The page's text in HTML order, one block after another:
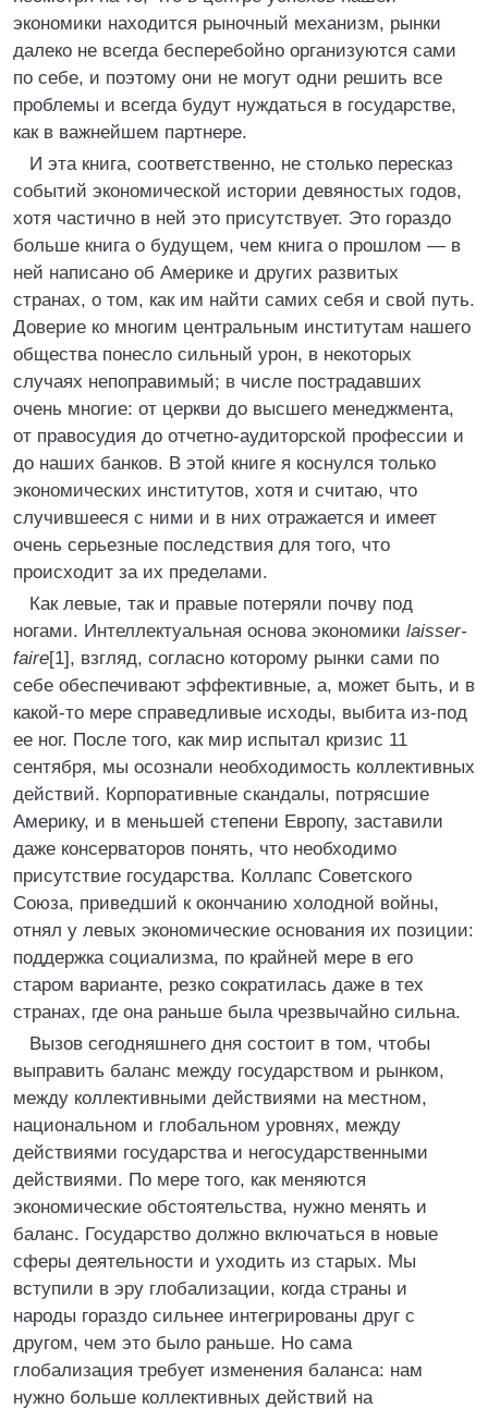
экономики находится рыночный механизм, рынки
далеко не всегда бесперебойно организуются сами
по себе, и поэтому они не могут одни решить все
проблемы и всегда будут нуждаться в государстве,
как в важнейшем партнере.
И эта книга, соответственно, не столько пересказ
событий экономической истории девяностых годов,
хотя частично в ней это присутствует. Это гораздо
больше книга о будущем, чем книга о прошлом — в
ней написано об Америке и других развитых
странах, о том, как им найти самих себя и свой путь.
Доверие ко многим центральным институтам нашего
общества понесло сильный урон, в некоторых
случаях непоправимый; в числе пострадавших
очень многие: от церкви до высшего менеджмента,
от правосудия до отчетно-аудиторской профессии и
до наших банков. В этой книге я коснулся только
экономических институтов, хотя и считаю, что
случившееся с ними и в них отражается и имеет
очень серьезные последствия для того, что
происходит за их пределами.
Как левые, так и правые потеряли почву под
ногами. Интеллектуальная основа экономики laisser-
faire[1], взгляд, согласно которому рынки сами по
себе обеспечивают эффективные, а, может быть, и в
какой-то мере справедливые исходы, выбита из-под
ее ног. После того, как мир испытал кризис 11
сентября, мы осознали необходимость коллективных
действий. Корпоративные скандалы, потрясшие
Америку, и в меньшей степени Европу, заставили
даже консерваторов понять, что необходимо
присутствие государства. Коллапс Советского
Союза, приведший к окончанию холодной войны,
отнял у левых экономические основания их позиции:
поддержка социализма, по крайней мере в его
старом варианте, резко сократилась даже в тех
странах, где она раньше была чрезвычайно сильна.
Вызов сегодняшнего дня состоит в том, чтобы
выправить баланс между государством и рынком,
между коллективными действиями на местном,
национальном и глобальном уровнях, между
действиями государства и негосударственными
действиями. По мере того, как меняются
экономические обстоятельства, нужно менять и
баланс. Государство должно включаться в новые
сферы деятельности и уходить из старых. Мы
вступили в эру глобализации, когда страны и
народы гораздо сильнее интегрированы друг с
другом, чем это было раньше. Но сама
глобализация требует изменения баланса: нам
нужно больше коллективных действий на